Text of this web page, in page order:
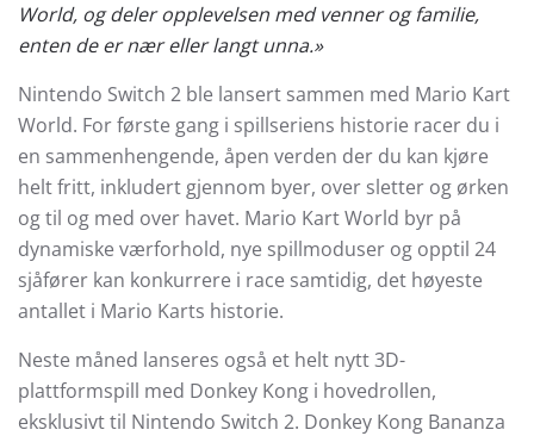
World, og deler opplevelsen med venner og familie,
enten de er nær eller langt unna.»
Nintendo Switch 2 ble lansert sammen med Mario Kart
World. For første gang i spillseriens historie racer du i
en sammenhengende, åpen verden der du kan kjøre
helt fritt, inkludert gjennom byer, over sletter og ørken
og til og med over havet. Mario Kart World byr på
dynamiske værforhold, nye spillmoduser og opptil 24
sjåfører kan konkurrere i race samtidig, det høyeste
antallet i Mario Karts historie.
Neste måned lanseres også et helt nytt 3D-
plattformspill med Donkey Kong i hovedrollen,
eksklusivt til Nintendo Switch 2. Donkey Kong Bananza